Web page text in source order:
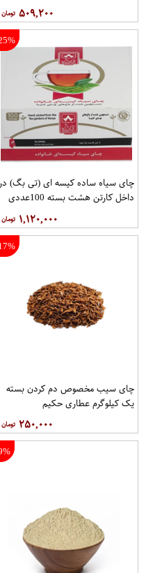
۵۰۹,۲۰۰
چای سیاه ساده کیسه ای (تی بگ) در
داخل کارتن هشت بسته 100عددی
۱,۱۲۰,۰۰۰
چای سیب مخصوص دم کردن بسته
یک کیلوگرم عطاری حکیم
۲۵۰,۰۰۰